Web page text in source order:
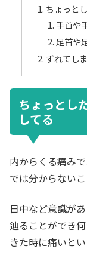
ちょっと
手首や
足首や
ずれてし
ちょっとし
してる
内からくる痛み
では分からないこ
日中など意識が
辿ることができ
きた時に痛いと